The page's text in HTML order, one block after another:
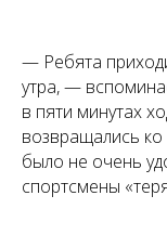
— Ребята
утра, —
в пяти минутах
возвращались
было не очень
спортсмены